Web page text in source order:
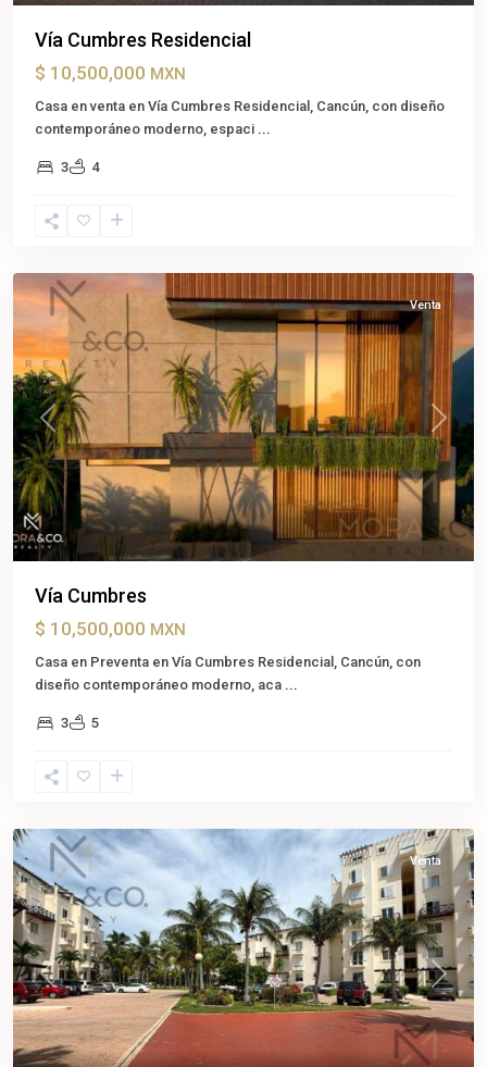
Vía Cumbres Residencial
$ 10,500,000 MXN
Casa en venta en Vía Cumbres Residencial, Cancún, con diseño
contemporáneo moderno, espaci ...
3 4
Benito
Previous Next
Venta
Vía Cumbres
$ 10,500,000 MXN
Casa en Preventa en Vía Cumbres Residencial, Cancún, con
diseño contemporáneo moderno, aca ...
3 5
Benito
Previous Next
Venta